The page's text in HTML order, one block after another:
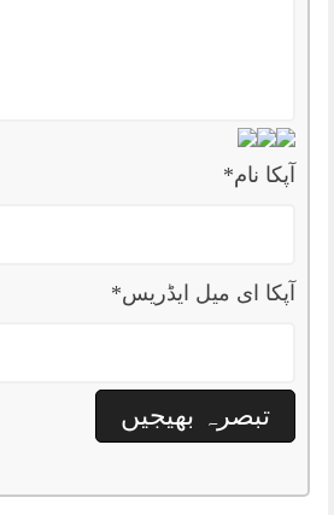
آپکا نام*
آپکا ای میل ایڈریس*